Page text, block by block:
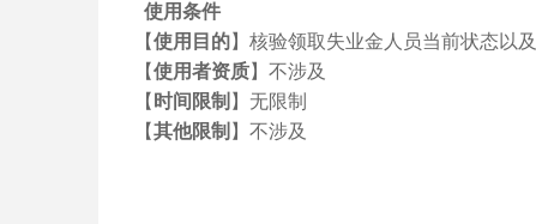
使用条件
【使用目的】 核验领取失业金人员当前状态以
【使用者资质】不涉及
【 时间限制 】无限制
【其他限制 】不涉及